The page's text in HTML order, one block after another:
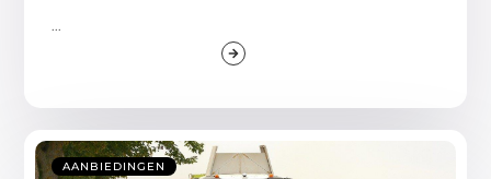
...
AANBIEDINGEN